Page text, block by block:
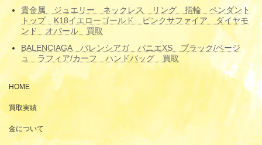
貴金属 ジュエリー ネックレス リング 指輪 ペンダント
トップ K18イエローゴールド ピンクサファイア ダイヤモ
ンド オパール 買取
BALENCIAGA バレンシアガ パニエXS ブラック/ベージ
ュ ラフィア/カーフ ハンドバッグ 買取
HOME
買取実績
金について